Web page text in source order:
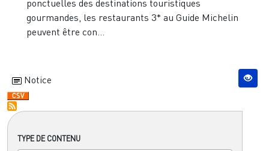
TYPE DE CONTENU
ponctuelles des destinations touristiques
gourmandes, les restaurants 3* au Guide Michelin
peuvent être con...
Notice